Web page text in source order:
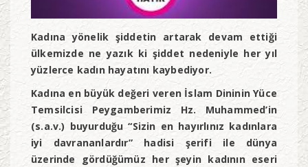
Kadına yönelik şiddetin artarak devam ettiği
ülkemizde ne yazık ki şiddet nedeniyle her yıl
yüzlerce kadın hayatını kaybediyor.
Kadına en büyük değeri veren İslam Dininin Yüce
Temsilcisi Peygamberimiz Hz. Muhammed’in
(s.a.v.) buyurduğu “Sizin en hayırlınız kadınlara
iyi davrananlardır” hadisi şerifi ile dünya
üzerinde gördüğümüz her şeyin kadının eseri